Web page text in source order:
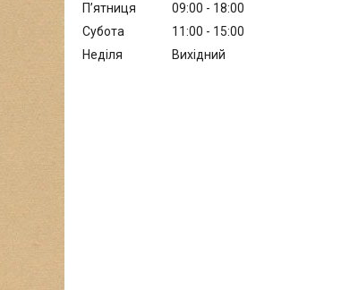
Пʼятниця
09:00
18:00
Субота
11:00
15:00
Неділя
Вихідний